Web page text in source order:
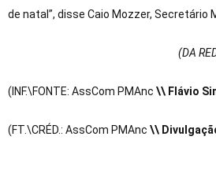
de natal”, disse Caio Mozzer, Secretário
(DA
(INF.\FONTE: AssCom PMAnc \\ Flávio
(FT.\CRÉD.: AssCom PMAnc \\